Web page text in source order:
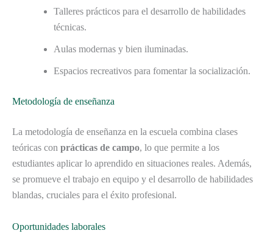
Talleres prácticos para el desarrollo de habilidades
técnicas.
Aulas modernas y bien iluminadas.
Espacios recreativos para fomentar la socialización.
Metodología de enseñanza
La metodología de enseñanza en la escuela combina clases
teóricas con prácticas de campo, lo que permite a los
estudiantes aplicar lo aprendido en situaciones reales. Además,
se promueve el trabajo en equipo y el desarrollo de habilidades
blandas, cruciales para el éxito profesional.
Oportunidades laborales